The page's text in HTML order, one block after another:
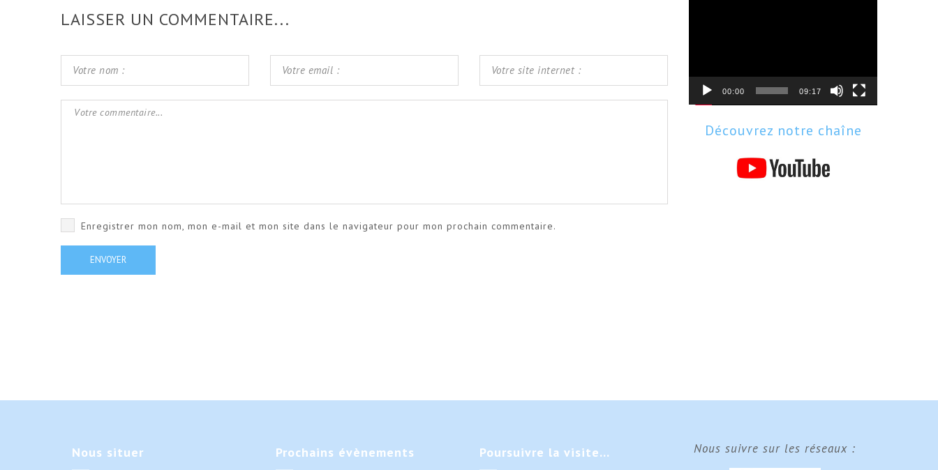
LAISSER UN COMMENTAIRE...
Enregistrer mon nom, mon e-mail et mon site dans le navigateur pour mon prochain commentaire.
00:00 09:17
Découvrez notre chaîne
Nous situer Prochains évènements Poursuivre la visite… Nous suivre sur les réseaux :